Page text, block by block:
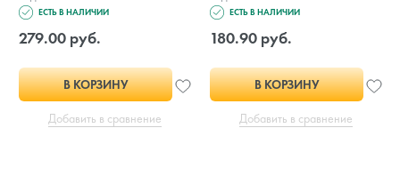
ЕСТЬ В НАЛИЧИИ
279.00 руб.
В КОРЗИНУ
Добавить в сравнение
ЕСТЬ В НАЛИЧИИ
180.90 руб.
В КОРЗИНУ
Добавить в сравнение